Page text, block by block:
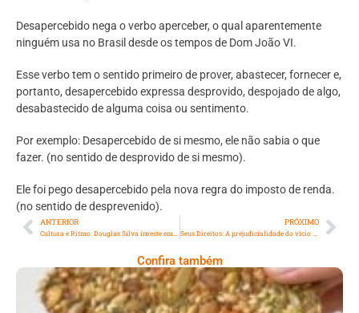
Desapercebido nega o verbo aperceber, o qual aparentemente
ninguém usa no Brasil desde os tempos de Dom João VI.
Esse verbo tem o sentido primeiro de prover, abastecer, fornecer e,
portanto, desapercebido expressa desprovido, despojado de algo,
desabastecido de alguma coisa ou sentimento.
Por exemplo: Desapercebido de si mesmo, ele não sabia o que
fazer. (no sentido de desprovido de si mesmo).
Ele foi pego desapercebido pela nova regra do imposto de renda.
(no sentido de desprevenido).
ANTERIOR PRÓXIMO
Confira também